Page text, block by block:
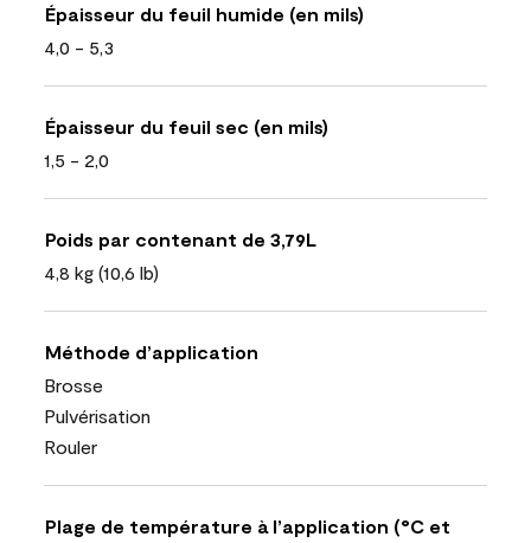
Épaisseur du feuil humide (en mils)
4,0 - 5,3
Épaisseur du feuil sec (en mils)
1,5 - 2,0
Poids par contenant de 3,79L
4,8 kg (10,6 lb)
Méthode d’application
Brosse
Pulvérisation
Rouler
Plage de température à l’application (°C et